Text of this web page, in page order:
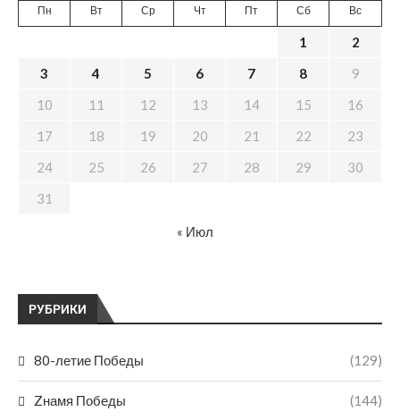
РУБРИКИ
80-летие Победы (129)
Zнамя Победы (144)
Пн Вт Ср Чт Пт Сб Вс
1
2
3
4 5 6 7 8
9
10
11 12 13 14 15
16
17
18 19 20 21 22
23
24
25 26 27 28 29
30
31
« Июл